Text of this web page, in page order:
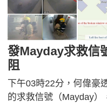
發Mayday求救信
阻
下午03時22分，何偉豪
的求救信號（Mayday）